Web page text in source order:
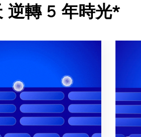
逆轉 5 年時光*